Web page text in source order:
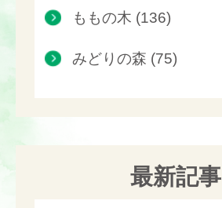
ももの木 (136)
みどりの森 (75)
最新記事